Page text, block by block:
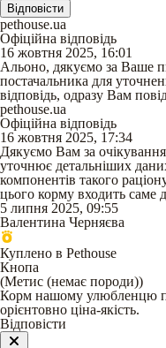
Відповісти
pethouse.ua
Офіційна відповідь
16 жовтня 2025, 16:01
Альоно, дякуємо за Ваше
постачальника для
відповідь, одразу Вам
pethouse.ua
Офіційна відповідь
16 жовтня 2025, 17:34
Дякуємо Вам за
уточнює детальніших
компонентів такого
цього корму входить саме
5 липня 2025, 09:55
Валентина Черняєва
Куплено в Pethouse
Кнопа
(Метис (немає породи))
Корм нашому улюбленцю
орієнтовно ціна-якість.
Відповісти